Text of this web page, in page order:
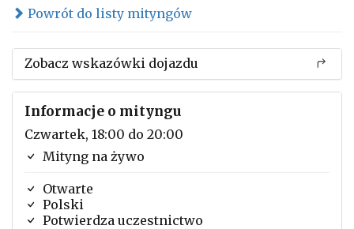
Powrót do listy mityngów
Zobacz wskazówki dojazdu
Informacje o mityngu
Czwartek, 18:00 do 20:00
Mityng na żywo
Otwarte
Polski
Potwierdza uczestnictwo